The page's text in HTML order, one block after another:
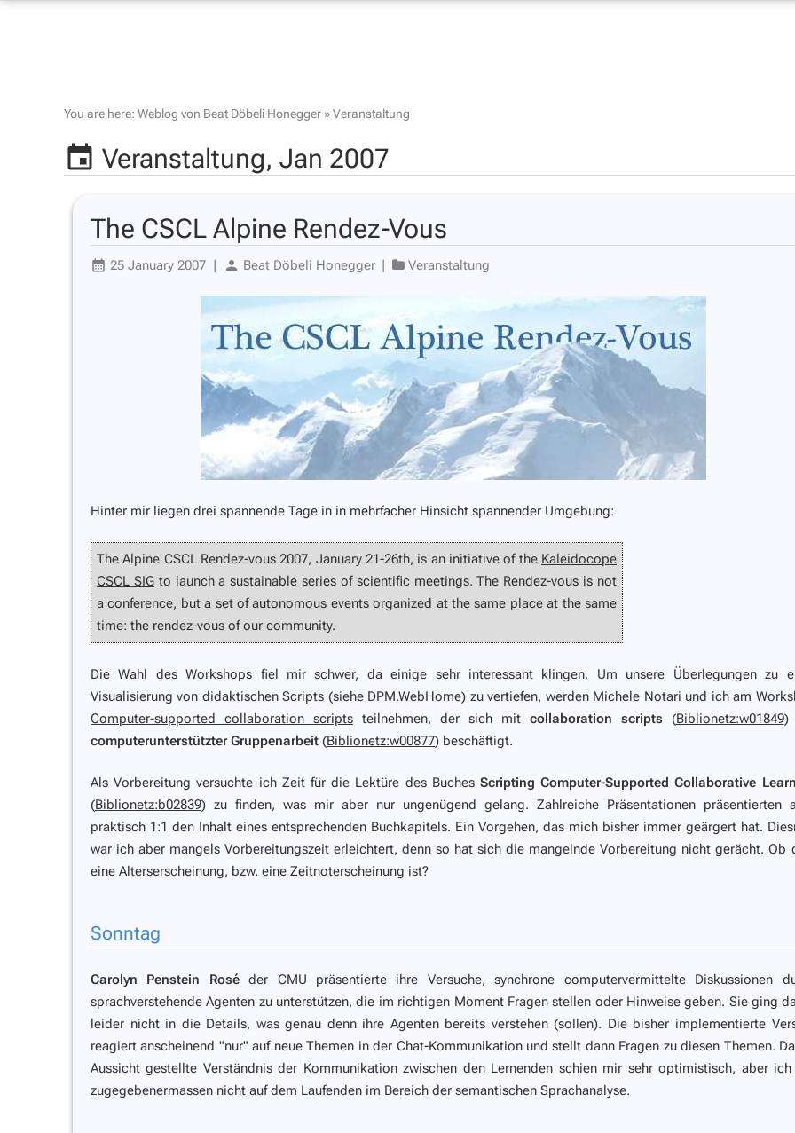
You are here: Weblog von Beat Döbeli Honegger »Veranstaltung
Veranstaltung, Jan 2007
The CSCL Alpine Rendez-Vous
25 January 2007 | Beat Döbeli Honegger | Veranstaltung
Hinter mir liegen drei spannende Tage in in mehrfacher Hinsicht spannender Umgebung:
The Alpine CSCL Rendez-vous 2007, January 21-26th, is an initiative of the Kaleidocope
CSCL SIGto launch a sustainable series of scientific meetings. The Rendez-vous is not
a conference, but a set of autonomous events organized at the same place at the same
time: the rendez-vous of our community.
Die Wahl des Workshops fiel mir schwer, da einige sehr interessant klingen. Um unsere Überlegungen zu
Visualisierung von didaktischen Scripts (siehe DPM.WebHome) zu vertiefen, werden Michele Notari und ich am
Computer-supported collaboration scriptsteilnehmen, der sich mit collaboration scripts(Biblionetz:w01849)
computerunterstützter Gruppenarbeit (Biblionetz:w00877) beschäftigt.
Als Vorbereitung versuchte ich Zeit für die Lektüre des Buches Scripting Computer-Supported Collaborative
(Biblionetz:b02839) zu finden, was mir aber nur ungenügend gelang. Zahlreiche Präsentationen präsentierten
praktisch 1:1 den Inhalt eines entsprechenden Buchkapitels. Ein Vorgehen, das mich bisher immer geärgert hat.
war ich aber mangels Vorbereitungszeit erleichtert, denn so hat sich die mangelnde Vorbereitung nicht gerächt. Ob
eine Alterserscheinung, bzw. eine Zeitnoterscheinung ist?
Sonntag
Carolyn Penstein Roséder CMU präsentierte ihre Versuche, synchrone computervermittelte Diskussionen
sprachverstehende Agenten zu unterstützen, die im richtigen Moment Fragen stellen oder Hinweise geben. Sie ging
leider nicht in die Details, was genau denn ihre Agenten bereits verstehen (sollen). Die bisher implementierte
reagiert anscheinend "nur" auf neue Themen in der Chat-Kommunikation und stellt dann Fragen zu diesen Themen.
Aussicht gestellte Verständnis der Kommunikation zwischen den Lernenden schien mir sehr optimistisch, aber
zugegebenermassen nicht auf dem Laufenden im Bereich der semantischen Sprachanalyse.